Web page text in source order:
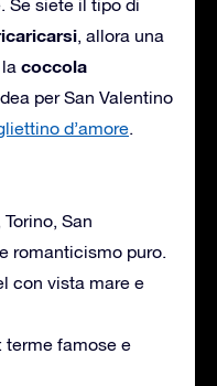
Se siete il tipo di
, allora una
coccola
per San Valentino
d’amore.
San
romanticismo puro.
con vista mare e
: terme famose e